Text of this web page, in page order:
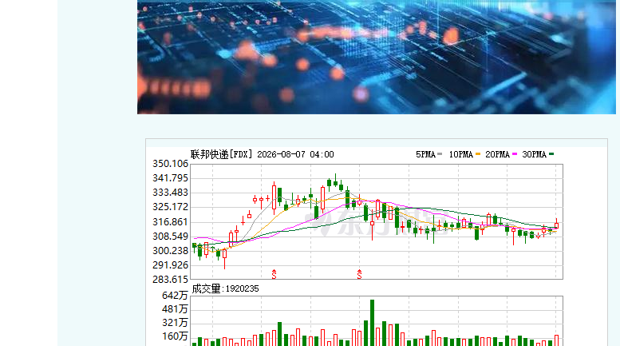
深证成指 14108.45 -1.67 -0.01% 沪深300 4657.05 5.74